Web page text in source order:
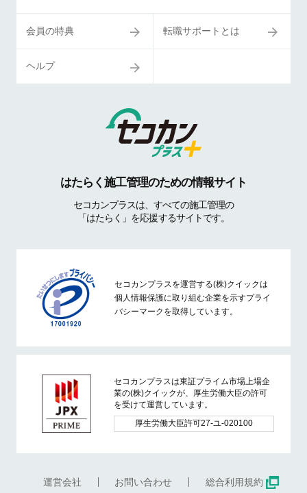
会員の特典 転職サポートとは
ヘルプ
はたらく施工管理のための情報サイト
セコカンプラスは、すべての施工管理の
「はたらく」を応援するサイトです。
セコカンプラスを運営する(株)クイックは
個人情報保護に取り組む企業を示すプライ
バシーマークを取得しています。
セコカンプラスは東証プライム市場上場企
業の(株)クイックが、厚生労働大臣の許可
を受けて運営しています。
厚生労働大臣許可27-ユ-020100
運営会社 お問い合わせ 総合利用規約